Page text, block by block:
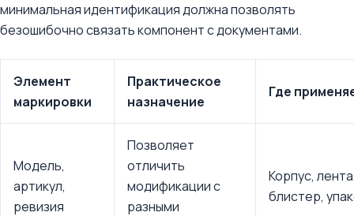
минимальная идентификация должна позволять
безошибочно связать компонент с документами.
Элемент
маркировки
Практическое
назначение
Где
Модель,
артикул,
ревизия
Позволяет
отличить
модификации с
разными
Корпус,
блистер,